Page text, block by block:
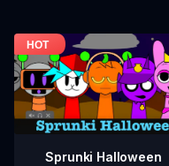
Sprunki Halloween